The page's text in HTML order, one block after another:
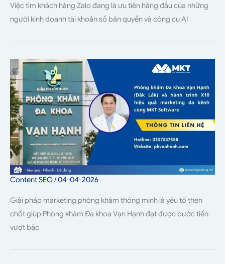
Việc tìm khách hàng Zalo đang là ưu tiên hàng đầu của những
người kinh doanh tài khoản số bản quyền và công cụ AI
Content SEO/04-04-2026
Giải pháp marketing phòng khám thông minh là yếu tố then
chốt giúp Phòng khám Đa khoa Vạn Hạnh đạt được bước tiến
vượt bậc